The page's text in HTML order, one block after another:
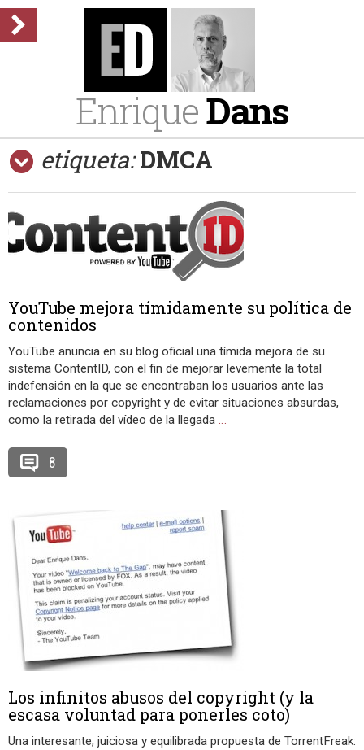
EnriqueDans
etiqueta: DMCA
YouTube mejora tímidamente su política de
contenidos
YouTube anuncia en su blog oficial una tímida mejora de su
sistema ContentID, con el fin de mejorar levemente la total
indefensión en la que se encontraban los usuarios ante las
reclamaciones por copyright y de evitar situaciones absurdas,
como la retirada del vídeo de la llegada …
8
Los infinitos abusos del copyright (y la
escasa voluntad para ponerles coto)
Una interesante, juiciosa y equilibrada propuesta de TorrentFreak: